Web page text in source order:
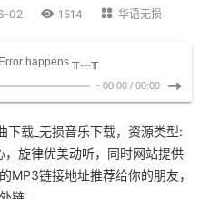
02  1514  华语无损
happens ╥﹏╥
- 00:00 / 00:00
下载_无损音乐下载，资源类型:
旋律优美动听，同时网站提供
MP3链接地址推荐给你的朋友，